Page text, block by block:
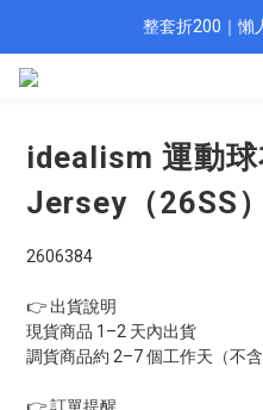
🎁 新會員填資
整套折200｜懶
idealism 運動
Jersey（26SS）
2606384
👉 出貨說明
現貨商品 1–2 天內出貨
調貨商品約 2–7 個工作天（不